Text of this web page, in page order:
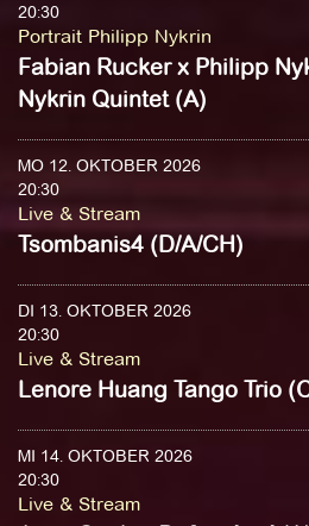
20:30
Portrait Philipp Nykrin
Fabian Rucker x Philipp
Nykrin Quintet (A)
MO 12. OKTOBER 2026
20:30
Live & Stream
Tsombanis4 (D/A/CH)
DI 13. OKTOBER 2026
20:30
Live & Stream
Lenore Huang Tango Trio
MI 14. OKTOBER 2026
20:30
Live & Stream